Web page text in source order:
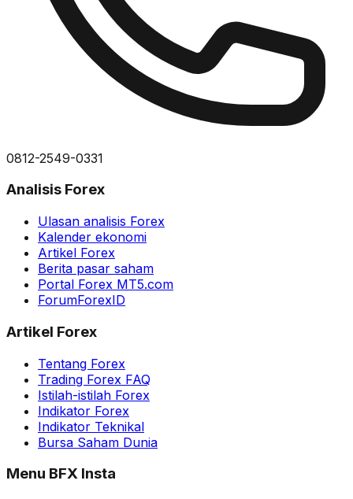
0812-2549-0331
Analisis Forex
Ulasan analisis Forex
Kalender ekonomi
Artikel Forex
Berita pasar saham
Portal Forex MT5.com
ForumForexID
Artikel Forex
Tentang Forex
Trading Forex FAQ
Istilah-istilah Forex
Indikator Forex
Indikator Teknikal
Bursa Saham Dunia
Menu BFX Insta